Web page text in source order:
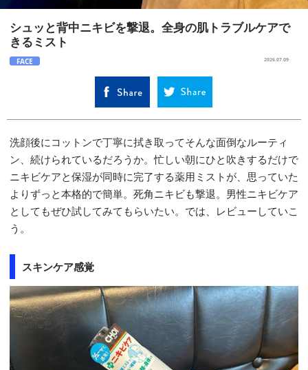
シュッと背中ニキビを撃退。全身の肌トラブルケアで
きるミスト
FACE 2026.07.09
洗顔後にコットンで丁寧に拭き取ってそんな面倒なルーティ
ン、続けられているだろうか。忙しい朝にひと吹きするだけで
ニキビケアと保湿が同時に完了する薬用ミストが、思っていた
よりずっと本格的で簡単。死角ニキビも撃退。男性ニキビケア
としてもぜひ試してみてもらいたい。では、レビューしていこ
う。
スキンケア感覚